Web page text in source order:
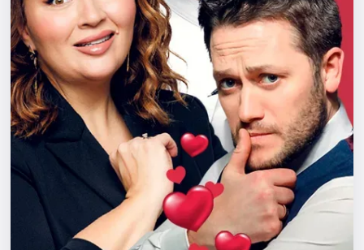
Города
Площадки
Артисты
Рейтинги